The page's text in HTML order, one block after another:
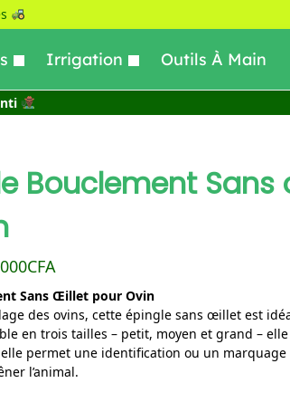
Irrigation Outils À Main
Recherche
Bouclement
CFA
Sans Œillet pour Ovin
des ovins, cette épingle sans œillet est
en trois tailles – petit, moyen et grand – elle
permet une identification ou un
l’animal.